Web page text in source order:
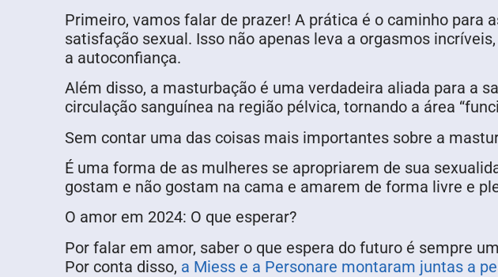
Primeiro, vamos falar de prazer! A prática é o caminho para
satisfação sexual. Isso não apenas leva a orgasmos
a autoconfiança.
Além disso, a masturbação é uma verdadeira aliada para a
circulação sanguínea na região pélvica, tornando a área
Sem contar uma das coisas mais importantes sobre a
É uma forma de as mulheres se apropriarem de sua
gostam e não gostam na cama e amarem de forma livre e
O amor em 2024: O que esperar?
Por falar em amor, saber o que espera do futuro é sempre
Por conta disso, a Miess e a Personare montaram juntas a